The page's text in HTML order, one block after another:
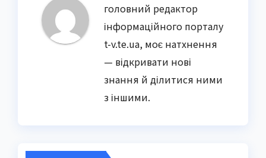
головний редактор
інформаційного порталу
t-v.te.ua, моє натхнення
— відкривати нові
знання й ділитися ними
з іншими.